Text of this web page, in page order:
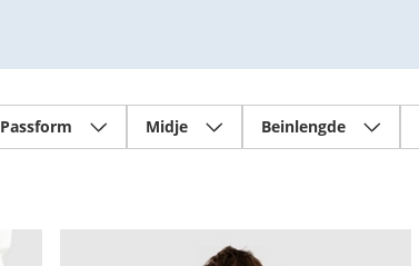
Passform Midje Beinlengde